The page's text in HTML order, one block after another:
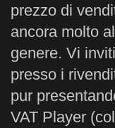
prezzo di
ancora molto
genere. Vi
presso i
pur
VAT Player